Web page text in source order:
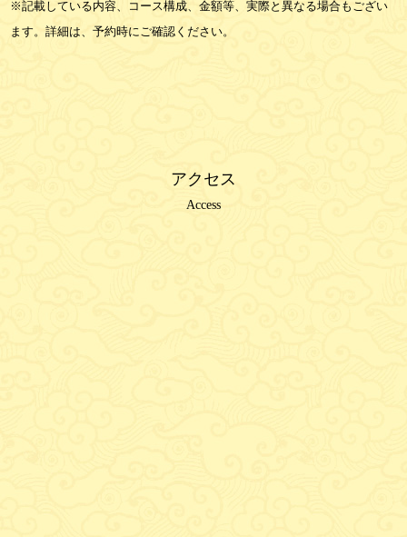
※記載している内容、コース構成、金額等、実際と異なる場合もござい
ます。詳細は、予約時にご確認ください。
アクセス
Access